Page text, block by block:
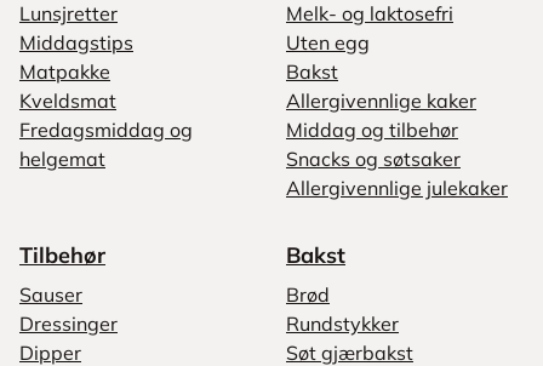
Lunsjretter
Middagstips
Matpakke
Kveldsmat
Fredagsmiddag og
helgemat
Melk- og laktosefri
Uten egg
Bakst
Allergivennlige kaker
Middag og tilbehør
Snacks og søtsaker
Allergivennlige julekaker
Tilbehør
Sauser
Dressinger
Dipper
Bakst
Brød
Rundstykker
Søt gjærbakst